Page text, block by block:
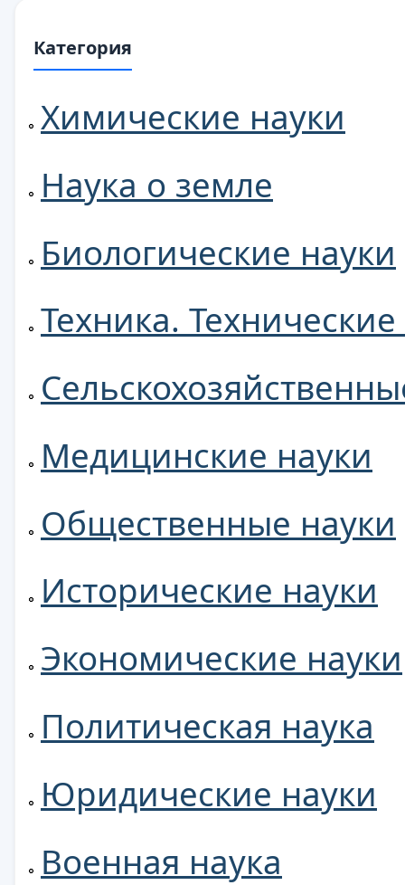
Категория
Химические науки
Наука о земле
Биологические науки
Техника.
Медицинские науки
Общественные науки
Исторические науки
Экономические науки
Политическая наука
Юридические науки
Военная наука